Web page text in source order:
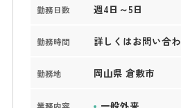
勤務日数 週4日～5日
勤務時間 詳しくはお問い合わ
勤務地 岡山県 倉敷市